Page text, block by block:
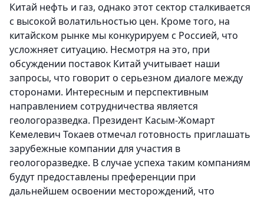
Китай нефть и газ, однако этот сектор сталкивается
с высокой волатильностью цен. Кроме того, на
китайском рынке мы конкурируем с Россией, что
усложняет ситуацию. Несмотря на это, при
обсуждении поставок Китай учитывает наши
запросы, что говорит о серьезном диалоге между
сторонами. Интересным и перспективным
направлением сотрудничества является
геологоразведка. Президент Касым-Жомарт
Кемелевич Токаев отмечал готовность приглашать
зарубежные компании для участия в
геологоразведке. В случае успеха таким компаниям
будут предоставлены преференции при
дальнейшем освоении месторождений, что